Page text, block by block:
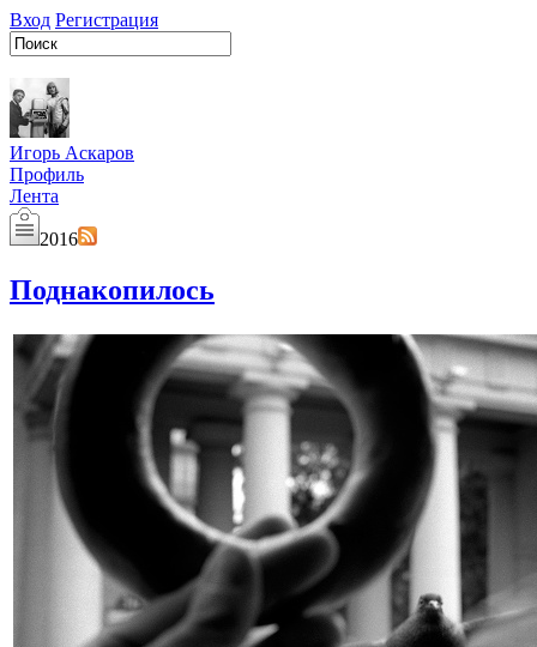
Вход Регистрация
Игорь Аскаров
Профиль
Лента
2016
Поднакопилось